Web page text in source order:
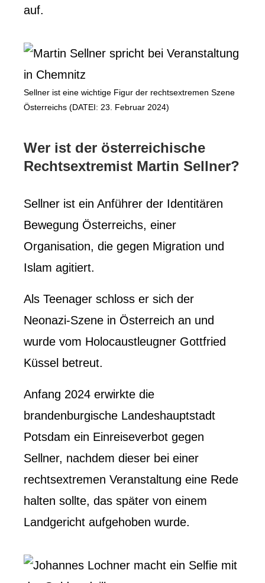
auf.
Sellner ist eine wichtige Figur der rechtsextremen Szene
Österreichs (DATEI: 23. Februar 2024)
Wer ist der österreichische
Rechtsextremist Martin Sellner?
Sellner ist ein Anführer der Identitären
Bewegung Österreichs, einer
Organisation, die gegen Migration und
Islam agitiert.
Als Teenager schloss er sich der
Neonazi-Szene in Österreich an und
wurde vom Holocaustleugner Gottfried
Küssel betreut.
Anfang 2024 erwirkte die
brandenburgische Landeshauptstadt
Potsdam ein Einreiseverbot gegen
Sellner, nachdem dieser bei einer
rechtsextremen Veranstaltung eine Rede
halten sollte, das später von einem
Landgericht aufgehoben wurde.